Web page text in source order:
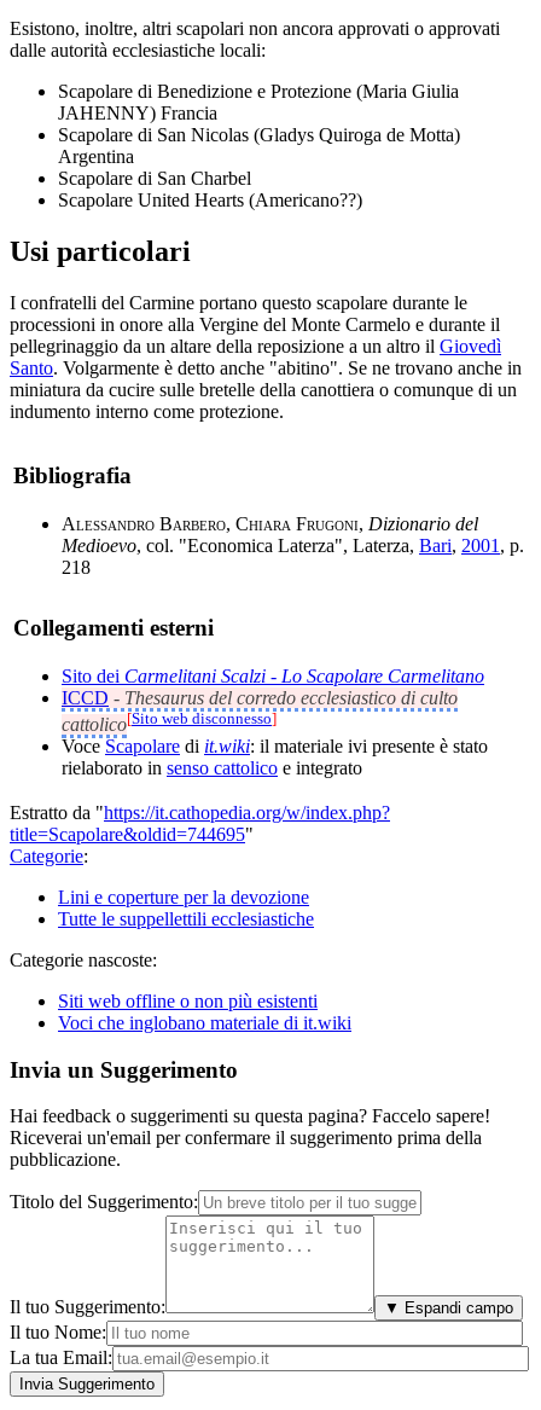
Esistono, inoltre, altri scapolari non ancora approvati o approvati
dalle autorità ecclesiastiche locali:
Scapolare di Benedizione e Protezione (Maria Giulia
JAHENNY) Francia
Scapolare di San Nicolas (Gladys Quiroga de Motta)
Argentina
Scapolare di San Charbel
Scapolare United Hearts (Americano??)
Usi particolari
I confratelli del Carmine portano questo scapolare durante le
processioni in onore alla Vergine del Monte Carmelo e durante il
pellegrinaggio da un altare della reposizione a un altro il Giovedì
Santo. Volgarmente è detto anche "abitino". Se ne trovano anche in
miniatura da cucire sulle bretelle della canottiera o comunque di un
indumento interno come protezione.
Bibliografia
Alessandro Barbero, Chiara Frugoni, Dizionario del
Medioevo, col. "Economica Laterza", Laterza, Bari, 2001 , p.
218
Collegamenti esterni
Sito dei Carmelitani Scalzi - Lo Scapolare Carmelitano
ICCD - Thesaurus del corredo ecclesiastico di culto
cattolico[Sito web disconnesso]
Voce Scapolare di it.wiki: il materiale ivi presente è stato
rielaborato in senso cattolico e integrato
Estratto da "https://it.cathopedia.org/w/index.php?
title=Scapolare&oldid=744695"
Categorie:
Lini e coperture per la devozione
Tutte le suppellettili ecclesiastiche
Categorie nascoste:
Siti web offline o non più esistenti
Voci che inglobano materiale di it.wiki
Invia un Suggerimento
Hai feedback o suggerimenti su questa pagina? Faccelo sapere!
Riceverai un'email per confermare il suggerimento prima della
pubblicazione.
Titolo del Suggerimento:
Il tuo Suggerimento: ▼ Espandi campo
Il tuo Nome:
La tua Email: